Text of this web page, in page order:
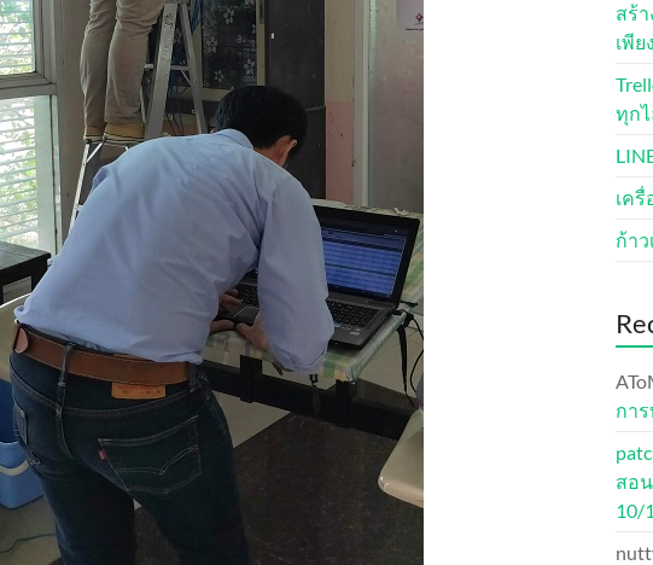
สร้
เพีย
ทุก
เค
ก้า
กา
สอ
10/